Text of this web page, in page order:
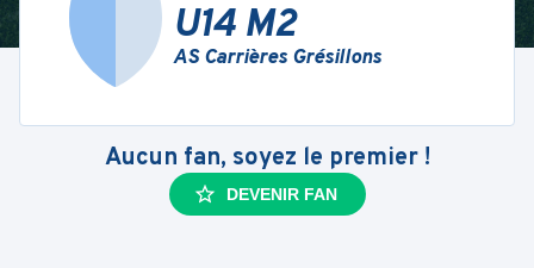
U14 M2
AS Carrières Grésillons
Aucun fan, soyez le premier !
DEVENIR FAN